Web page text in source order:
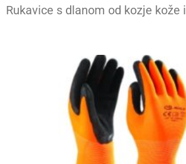
Rukavice s dlanom od kozje kože i